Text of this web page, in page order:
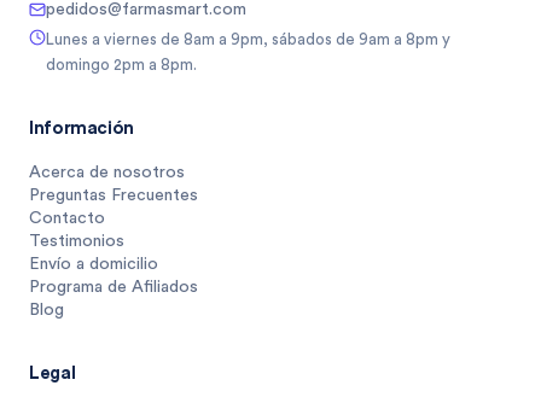
pedidos@farmasmart.com
Lunes a viernes de 8am a 9pm, sábados de 9am a 8pm y
domingo 2pm a 8pm.
Información
Acerca de nosotros
Preguntas Frecuentes
Contacto
Testimonios
Envío a domicilio
Programa de Afiliados
Blog
Legal